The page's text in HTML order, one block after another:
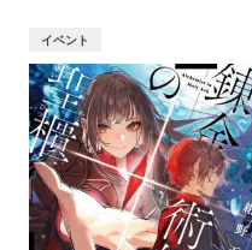
イベント